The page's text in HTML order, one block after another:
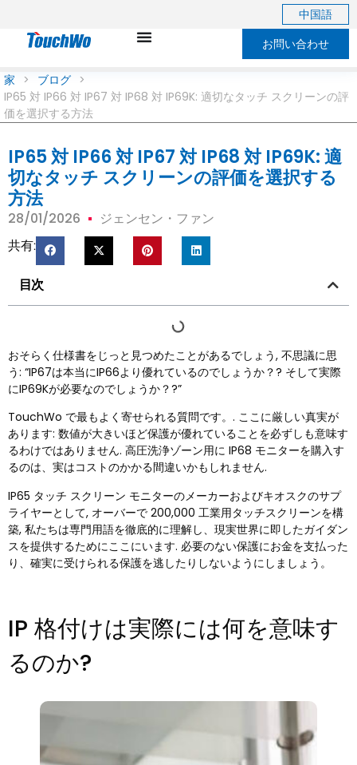
中国語
お問い合わせ
家 > ブログ >
IP65 対 IP66 対 IP67 対 IP68 対 IP69K: 適切なタッチ スクリーンの評
価を選択する方法
IP65 対 IP66 対 IP67 対 IP68 対 IP69K: 適
切なタッチ スクリーンの評価を選択する
方法
28/01/2026 ジェンセン・ファン
共有:
目次
おそらく仕様書をじっと見つめたことがあるでしょう, 不思議に思
う: “IP67は本当にIP66より優れているのでしょうか？? そして実際
にIP69Kが必要なのでしょうか？?”
TouchWo で最もよく寄せられる質問です。. ここに厳しい真実が
あります: 数値が大きいほど保護が優れていることを必ずしも意味す
るわけではありません. 高圧洗浄ゾーン用に IP68 モニターを購入す
るのは、実はコストのかかる間違いかもしれません.
IP65 タッチ スクリーン モニターのメーカーおよびキオスクのサプ
ライヤーとして, オーバーで 200,000 工業用タッチスクリーンを構
築, 私たちは専門用語を徹底的に理解し、現実世界に即したガイダン
スを提供するためにここにいます. 必要のない保護にお金を支払った
り、確実に受けられる保護を逃したりしないようにしましょう。
IP 格付けは実際には何を意味す
るのか?